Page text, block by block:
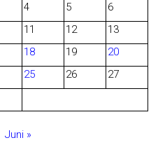
4 5
6
11 12
13
18 19
20
25 26
27
Juni »